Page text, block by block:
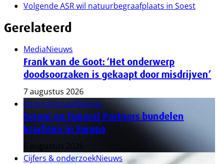
VolgendeASR wil natuurbegraafplaats in Soest
Gerelateerd
MediaNieuws
Frank van de Goot: ‘Het onderwerp
doodsoorzaken is gekaapt door misdrijven’
7 augustus 2026
InternationaalNieuws
Sereni en Funeral Partners bundelen
krachten in Europa
6 augustus 2026
Cijfers & onderzoekNieuws